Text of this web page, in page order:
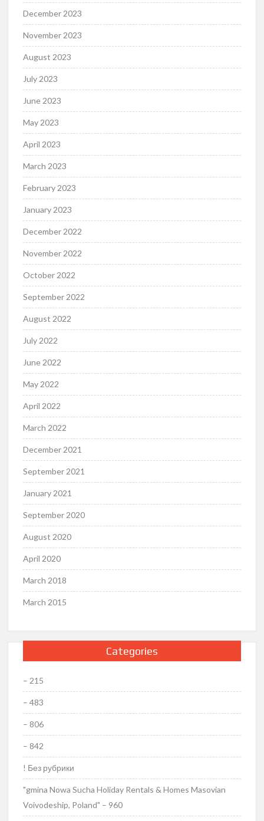
December 2023
November 2023
August 2023
July 2023
June 2023
May 2023
April 2023
March 2023
February 2023
January 2023
December 2022
November 2022
October 2022
September 2022
August 2022
July 2022
June 2022
May 2022
April 2022
March 2022
December 2021
September 2021
January 2021
September 2020
August 2020
April 2020
March 2018
March 2015
Categories
– 215
– 483
– 806
– 842
! Без рубрики
"gmina Nowa Sucha Holiday Rentals & Homes Masovian
Voivodeship, Poland" – 960